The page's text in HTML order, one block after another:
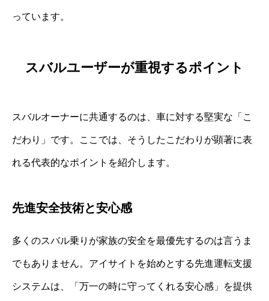
っています。
スバルユーザーが重視するポイント
スバルオーナーに共通するのは、車に対する堅実な「こ
だわり」です。ここでは、そうしたこだわりが顕著に表
れる代表的なポイントを紹介します。
先進安全技術と安心感
多くのスバル乗りが家族の安全を最優先するのは言うま
でもありません。アイサイトを始めとする先進運転支援
システムは、「万一の時に守ってくれる安心感」を提供